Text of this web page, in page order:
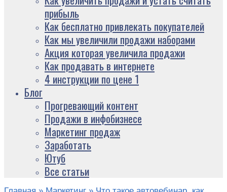
прибыль
Как бесплатно привлекать покупателей
Как мы увеличили продажи наборами
Акция которая увеличила продажи
Как продавать в интернете
4 инструкции по цене 1
Блог
Прогревающий контент
Продажи в инфобизнесе
Маркетинг продаж
Заработать
Ютуб
Все статьи